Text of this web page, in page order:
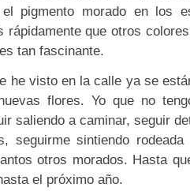
pigmento morado en los
rápidamente que otros
tan fascinante.
he visto en la calle ya se
flores. Yo que no
saliendo a caminar, seguir
seguirme sintiendo
otros morados. Hasta
el próximo año.